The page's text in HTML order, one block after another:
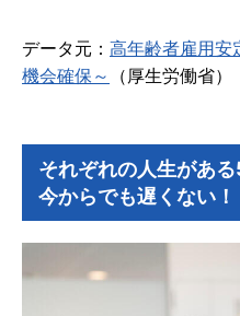
データ元： 高年齢者雇用安
機会確保～
（厚生労働省）
それぞれの人生があ
今からでも遅くない！